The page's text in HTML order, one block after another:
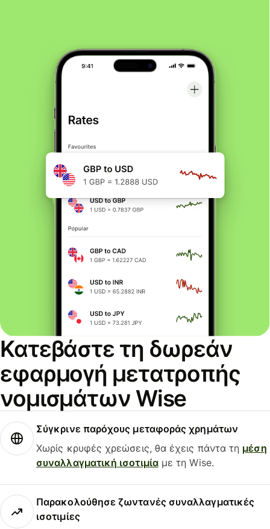
Κατεβάστε τη δωρεάν
εφαρμογή μετατροπής
νομισμάτων Wise
Σύγκρινε παρόχους μεταφοράς χρημάτων
Χωρίς κρυφές χρεώσεις, θα έχεις πάντα τη μέση
συναλλαγματική ισοτιμίαμε τη Wise.
Παρακολούθησε ζωντανές συναλλαγματικές
ισοτιμίες